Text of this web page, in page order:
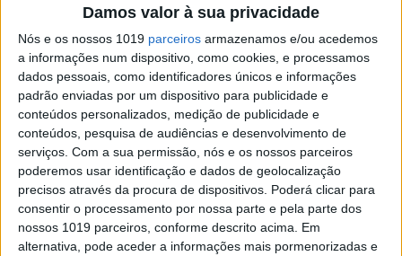
Damos valor à sua privacidade
Nós e os nossos 1019 parceiros armazenamos e/ou acedemos
a informações num dispositivo, como cookies, e processamos
dados pessoais, como identificadores únicos e informações
padrão enviadas por um dispositivo para publicidade e
conteúdos personalizados, medição de publicidade e
conteúdos, pesquisa de audiências e desenvolvimento de
serviços. Com a sua permissão, nós e os nossos parceiros
poderemos usar identificação e dados de geolocalização
precisos através da procura de dispositivos. Poderá clicar para
consentir o processamento por nossa parte e pela parte dos
nossos 1019 parceiros, conforme descrito acima. Em
alternativa, pode aceder a informações mais pormenorizadas e
A VISÃO revela esta semana os emails
comprometedores que o deputado do PSD Sérgio
Azevedo terá enviado a empresários do seu
círculo de amigos. Nessas mensagens de correio
eletrónico, o deputado dará instruções
detalhadas sobre como podiam assinar contratos
com a Junta de Freguesia de Santo António, em
Lisboa, e usar esse dinheiro para serem clientes
da sociedade de advogados onde trabalha, a
Legal Seven. Escutas telefónicas reforçam as
suspeitas de um esquema de faturação falsa e
avenças fictícias.